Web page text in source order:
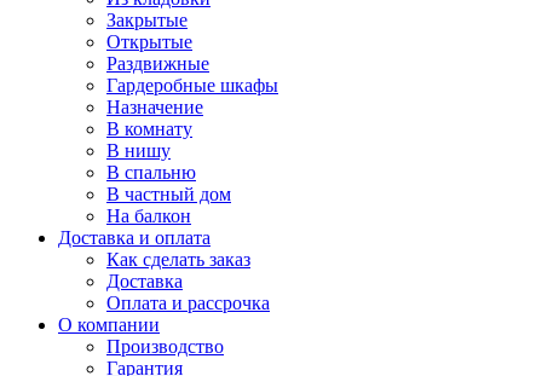
Закрытые
Открытые
Раздвижные
Гардеробные шкафы
Назначение
В комнату
В нишу
В спальню
В частный дом
На балкон
Доставка и оплата
Как сделать заказ
Доставка
Оплата и рассрочка
О компании
Производство
Гарантия